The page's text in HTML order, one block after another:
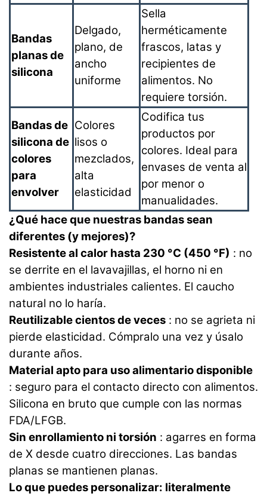
Bandas
planas de
silicona
Delgado,
plano, de
ancho
uniforme
Sella
herméticamente
frascos, latas y
recipientes de
alimentos. No
requiere torsión.
Bandas de
silicona de
colores
para
envolver
Colores
lisos o
mezclados,
alta
elasticidad
Codifica tus
productos por
colores. Ideal para
envases de venta al
por menor o
manualidades.
¿Qué hace que nuestras bandas sean
diferentes (y mejores)?
Resistente al calor hasta 230 °C (450 °F) : no
se derrite en el lavavajillas, el horno ni en
ambientes industriales calientes. El caucho
natural no lo haría.
Reutilizable cientos de veces : no se agrieta ni
pierde elasticidad. Cómpralo una vez y úsalo
durante años.
Material apto para uso alimentario disponible
: seguro para el contacto directo con alimentos.
Silicona en bruto que cumple con las normas
FDA/LFGB.
Sin enrollamiento ni torsión : agarres en forma
de X desde cuatro direcciones. Las bandas
planas se mantienen planas.
Lo que puedes personalizar: literalmente